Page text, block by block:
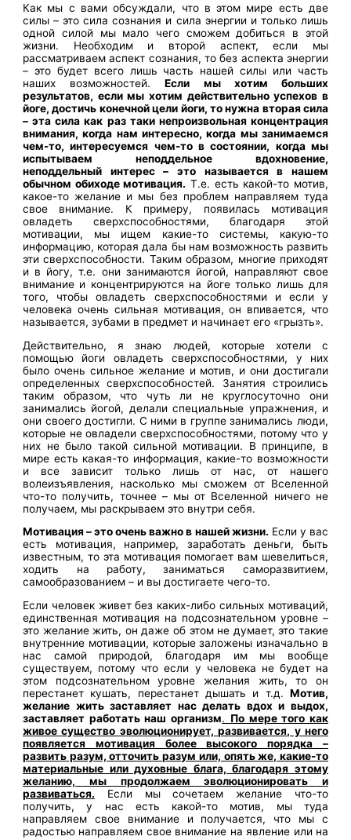
Как мы с вами обсуждали, что в этом мире есть две
силы – это сила сознания и сила энергии и только лишь
одной силой мы мало чего сможем добиться в этой
жизни. Необходим и второй аспект, если мы
рассматриваем аспект сознания, то без аспекта энергии
– это будет всего лишь часть нашей силы или часть
наших возможностей.Если мы хотим больших
результатов, если мы хотим действительно успехов в
йоге, достичь конечной цели йоги, то нужна вторая сила
– эта сила как раз таки непроизвольная концентрация
внимания, когда нам интересно, когда мы занимаемся
чем-то, интересуемся чем-то в состоянии, когда мы
испытываем неподдельное вдохновение,
неподдельный интерес – это называется в нашем
обычном обиходе мотивация. Т.е. есть какой-то мотив,
какое-то желание и мы без проблем направляем туда
свое внимание. К примеру, появилась мотивация
овладеть сверхспособностями, благодаря этой
мотивации, мы ищем какие-то системы, какую-то
информацию, которая дала бы нам возможность развить
эти сверхспособности. Таким образом, многие приходят
и в йогу, т.е. они занимаются йогой, направляют свое
внимание и концентрируются на йоге только лишь для
того, чтобы овладеть сверхспособностями и если у
человека очень сильная мотивация, он впивается, что
называется, зубами в предмет и начинает его «грызть».
Действительно, я знаю людей, которые хотели с
помощью йоги овладеть сверхспособностями, у них
было очень сильное желание и мотив, и они достигали
определенных сверхспособностей. Занятия строились
таким образом, что чуть ли не круглосуточно они
занимались йогой, делали специальные упражнения, и
они своего достигли. С ними в группе занимались люди,
которые не овладели сверхспособностями, потому что у
них не было такой сильной мотивации. В принципе, в
мире есть какая-то информация, какие-то возможности
и все зависит только лишь от нас, от нашего
волеизъявления, насколько мы сможем от Вселенной
что-то получить, точнее – мы от Вселенной ничего не
получаем, мы раскрываем это внутри себя.
Мотивация – это очень важно в нашей жизни. Если у вас
есть мотивация, например, заработать деньги, быть
известным, то эта мотивация помогает вам шевелиться,
ходить на работу, заниматься саморазвитием,
самообразованием – и вы достигаете чего-то.
Если человек живет без каких-либо сильных мотиваций,
единственная мотивация на подсознательном уровне –
это желание жить, он даже об этом не думает, это такие
внутренние мотивации, которые заложены изначально в
нас самой природой, благодаря им мы вообще
существуем, потому что если у человека не будет на
этом подсознательном уровне желания жить, то он
перестанет кушать, перестанет дышать и т.д. Мотив,
желание жить заставляет нас делать вдох и выдох,
заставляет работать наш организм. По мере того как
живое существо эволюционирует, развивается, у него
появляется мотивация более высокого порядка –
развить разум, отточить разум или, опять же, какие-то
материальные или духовные блага, благодаря этому
желанию, мы продолжаем эволюционировать и
развиваться. Если мы сочетаем желание что-то
получить, у нас есть какой-то мотив, мы туда
направляем свое внимание и получается, что мы с
радостью направляем свое внимание на явление или на